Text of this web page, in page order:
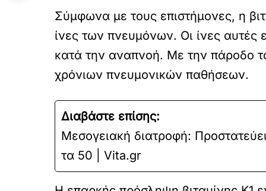
Σύμφωνα με τους επιστήμονες, η
ίνες των πνευμόνων. Οι ίνες αυτές
κατά την αναπνοή. Με την πάροδο
χρόνιων πνευμονικών παθήσεων.
Διαβάστε επίσης:
Μεσογειακή διατροφή:
τα 50 | Vita.gr